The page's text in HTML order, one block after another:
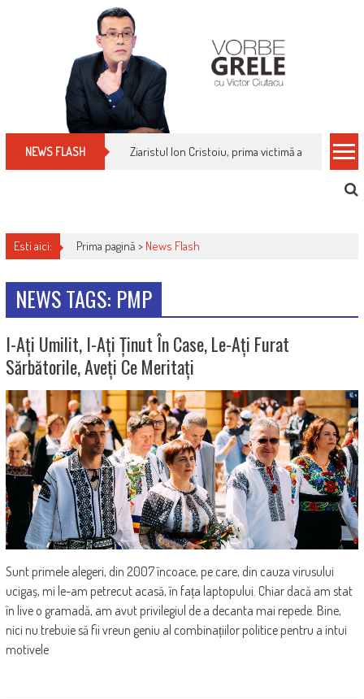
NEWS FLASH Ziaristul Ion Cristoiu, prima victimă a noi
Esti aici: Prima pagină > News Flash
NEWS TAGS: PMP
I-Ați Umilit, I-Ați Ținut În Case, Le-Ați Furat
Sărbătorile, Aveți Ce Meritați
Sunt primele alegeri, din 2007 încoace, pe care, din cauza virusului
ucigaș, mi le-am petrecut acasă, în fața laptopului. Chiar dacă am stat
în live o gramadă, am avut privilegiul de a decanta mai repede. Bine,
nici nu trebuie să fii vreun geniu al combinațiilor politice pentru a intui
motivele